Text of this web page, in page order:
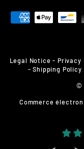
Legal Notice - Privacy
-Shipping Policy
©
Commerce